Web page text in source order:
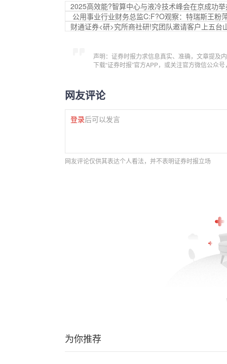
2025高效能?智算中心与液冷技术峰会在京成功
公用事业行业财务总监C:F?O观察：特瑞斯王粉
财通证券<研>究所商社研!究团队邀请客户上五台
声明：证券时报力求信息真实、准确，文章提及
下载“证券时报”官方APP，或关注官方微信公众
网友评论
登录后可以发言
网友评论仅供其表达个人看法，并不表明证券时报立场
为你推荐